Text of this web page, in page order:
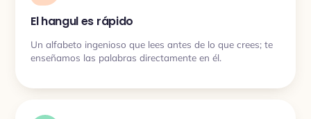
El hangul es rápido
Un alfabeto ingenioso que lees antes de lo que crees; te
enseñamos las palabras directamente en él.